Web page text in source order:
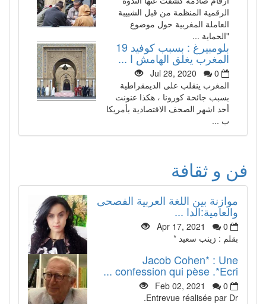
الرقمية المنظمة من قبل الشبيبة
العاملة المغربية حول موضوع
"الحماية ...
بلومبيرغ : بسبب كوفيد 19
المغرب يغلق الهامش ا ...
Jul 28, 2020
0
المغرب ينقلب على الديمقراطية
بسبب جائحة كورونا ، هكذا عنونت
أحد اشهر الصحف الاقتصادية بأمريكا
ب ...
فن و ثقافة
موازنة بين اللغة العربية الفصحى
والعامية:الدا ...
Apr 17, 2021
0
بقلم : زينب سعيد *
Jacob Cohen* : Une
confession qui pèse .*Ecri ...
Feb 02, 2021
0
Entrevue réalisée par Dr.